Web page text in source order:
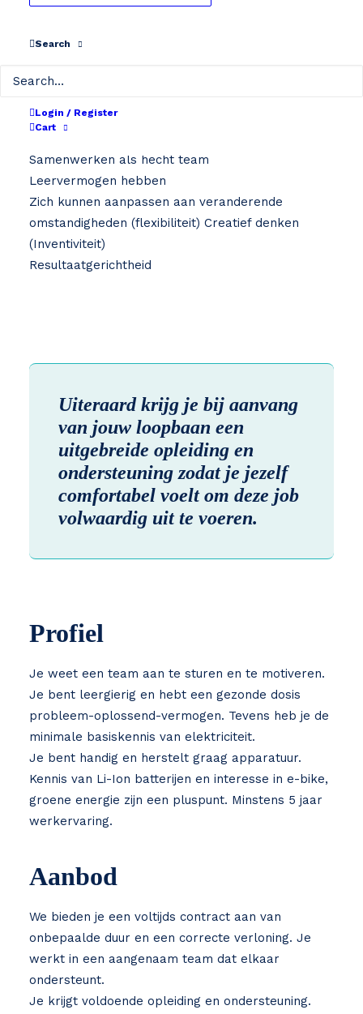
Search
Login / Register
Cart
Hoe ziet je dag eruit als
hoofdtechnieker
Samenwerken als hecht team
Leervermogen hebben
Zich kunnen aanpassen aan veranderende
omstandigheden (flexibiliteit) Creatief denken
(Inventiviteit)
Resultaatgerichtheid
Uiteraard krijg je bij aanvang
van jouw loopbaan een
uitgebreide opleiding en
ondersteuning zodat je jezelf
comfortabel voelt om deze job
volwaardig uit te voeren.
Profiel
Je weet een team aan te sturen en te motiveren.
Je bent leergierig en hebt een gezonde dosis
probleem-oplossend-vermogen. Tevens heb je de
minimale basiskennis van elektriciteit.
Je bent handig en herstelt graag apparatuur.
Kennis van Li-Ion batterijen en interesse in e-bike,
groene energie zijn een pluspunt. Minstens 5 jaar
werkervaring.
Aanbod
We bieden je een voltijds contract aan van
onbepaalde duur en een correcte verloning. Je
werkt in een aangenaam team dat elkaar
ondersteunt.
Je krijgt voldoende opleiding en ondersteuning.